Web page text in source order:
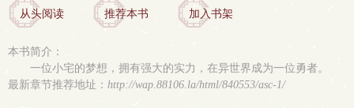
从头阅读 推荐本书 加入书架
本书简介：
一位小宅的梦想，拥有强大的实力，在异世界成为一位勇者。
最新章节推荐地址： http://wap.88106.la/html/840553/asc-1/